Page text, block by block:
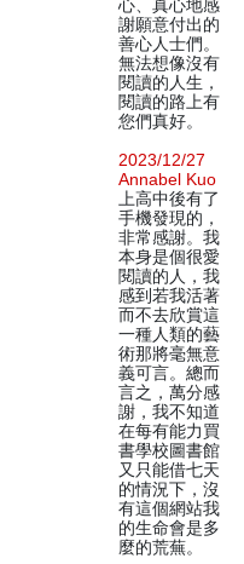
心、真心地感
謝願意付出的
善心人士們。
無法想像沒有
閱讀的人生，
閱讀的路上有
您們真好。
2023/12/27
Annabel Kuo
上高中後有了
手機發現的，
非常感謝。我
本身是個很愛
閱讀的人，我
感到若我活著
而不去欣賞這
一種人類的藝
術那將毫無意
義可言。總而
言之，萬分感
謝，我不知道
在每有能力買
書學校圖書館
又只能借七天
的情況下，沒
有這個網站我
的生命會是多
麼的荒蕪。